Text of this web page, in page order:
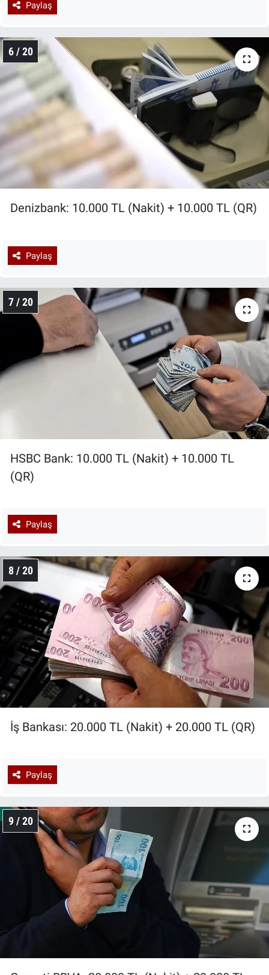
Paylaş
6 / 20
Denizbank: 10.000 TL (Nakit) + 10.000 TL (QR)
Paylaş
7 / 20
HSBC Bank: 10.000 TL (Nakit) + 10.000 TL
(QR)
Paylaş
8 / 20
İş Bankası: 20.000 TL (Nakit) + 20.000 TL (QR)
Paylaş
9 / 20